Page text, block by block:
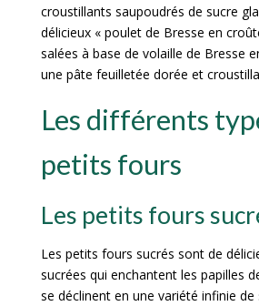
croustillants saupoudrés de sucre
délicieux « poulet de Bresse en
salées à base de volaille de Bresse
une pâte feuilletée dorée et
Les différents
petits fours
Les petits fours
Les petits fours sucrés sont de
sucrées qui enchantent les papilles
se déclinent en une variété infinie de